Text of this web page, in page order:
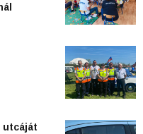
utcáját